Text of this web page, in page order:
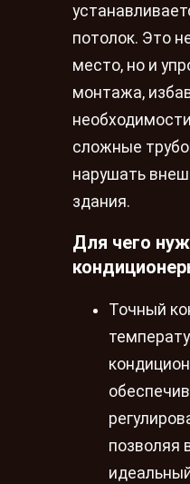
потолок. Это
место, но и
монтажа,
сложные
нарушать
здания.
Для чего
Точный
позволяя